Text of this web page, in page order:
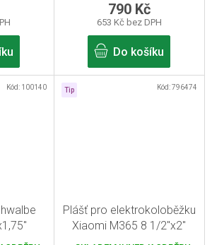
653 Kč bez DPH
790 Kč
Do košíku
Kód: 100140 Tip
Plášť pro elektrokoloběžku
Xiaomi M365 8 1/2"x2"
Kód: 796474